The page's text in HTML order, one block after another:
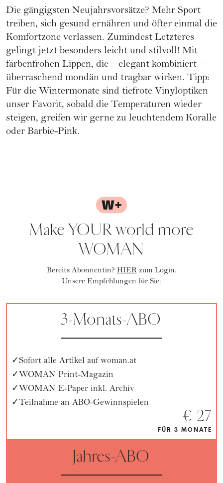
Die gängigsten Neujahrsvorsätze? Mehr Sport
treiben, sich gesund ernähren und öfter einmal die
Komfortzone verlassen. Zumindest Letzteres
gelingt jetzt besonders leicht und stilvoll! Mit
farbenfrohen Lippen, die – elegant kombiniert –
überraschend mondän und tragbar wirken. Tipp:
Für die Wintermonate sind tiefrote Vinyloptiken
unser Favorit, sobald die Temperaturen wieder
steigen, greifen wir gerne zu leuchtendem Koralle
oder Barbie-Pink.
Make YOUR world more
WOMAN
Bereits Abonnentin?HIERzum Login.
Unsere Empfehlungen für Sie:
3-Monats-ABO
Sofort alle Artikel auf woman.at
WOMAN Print-Magazin
WOMAN E-Paper inkl. Archiv
Teilnahme an ABO-Gewinnspielen
€ 27
FÜR 3 MONATE
Jahres-ABO